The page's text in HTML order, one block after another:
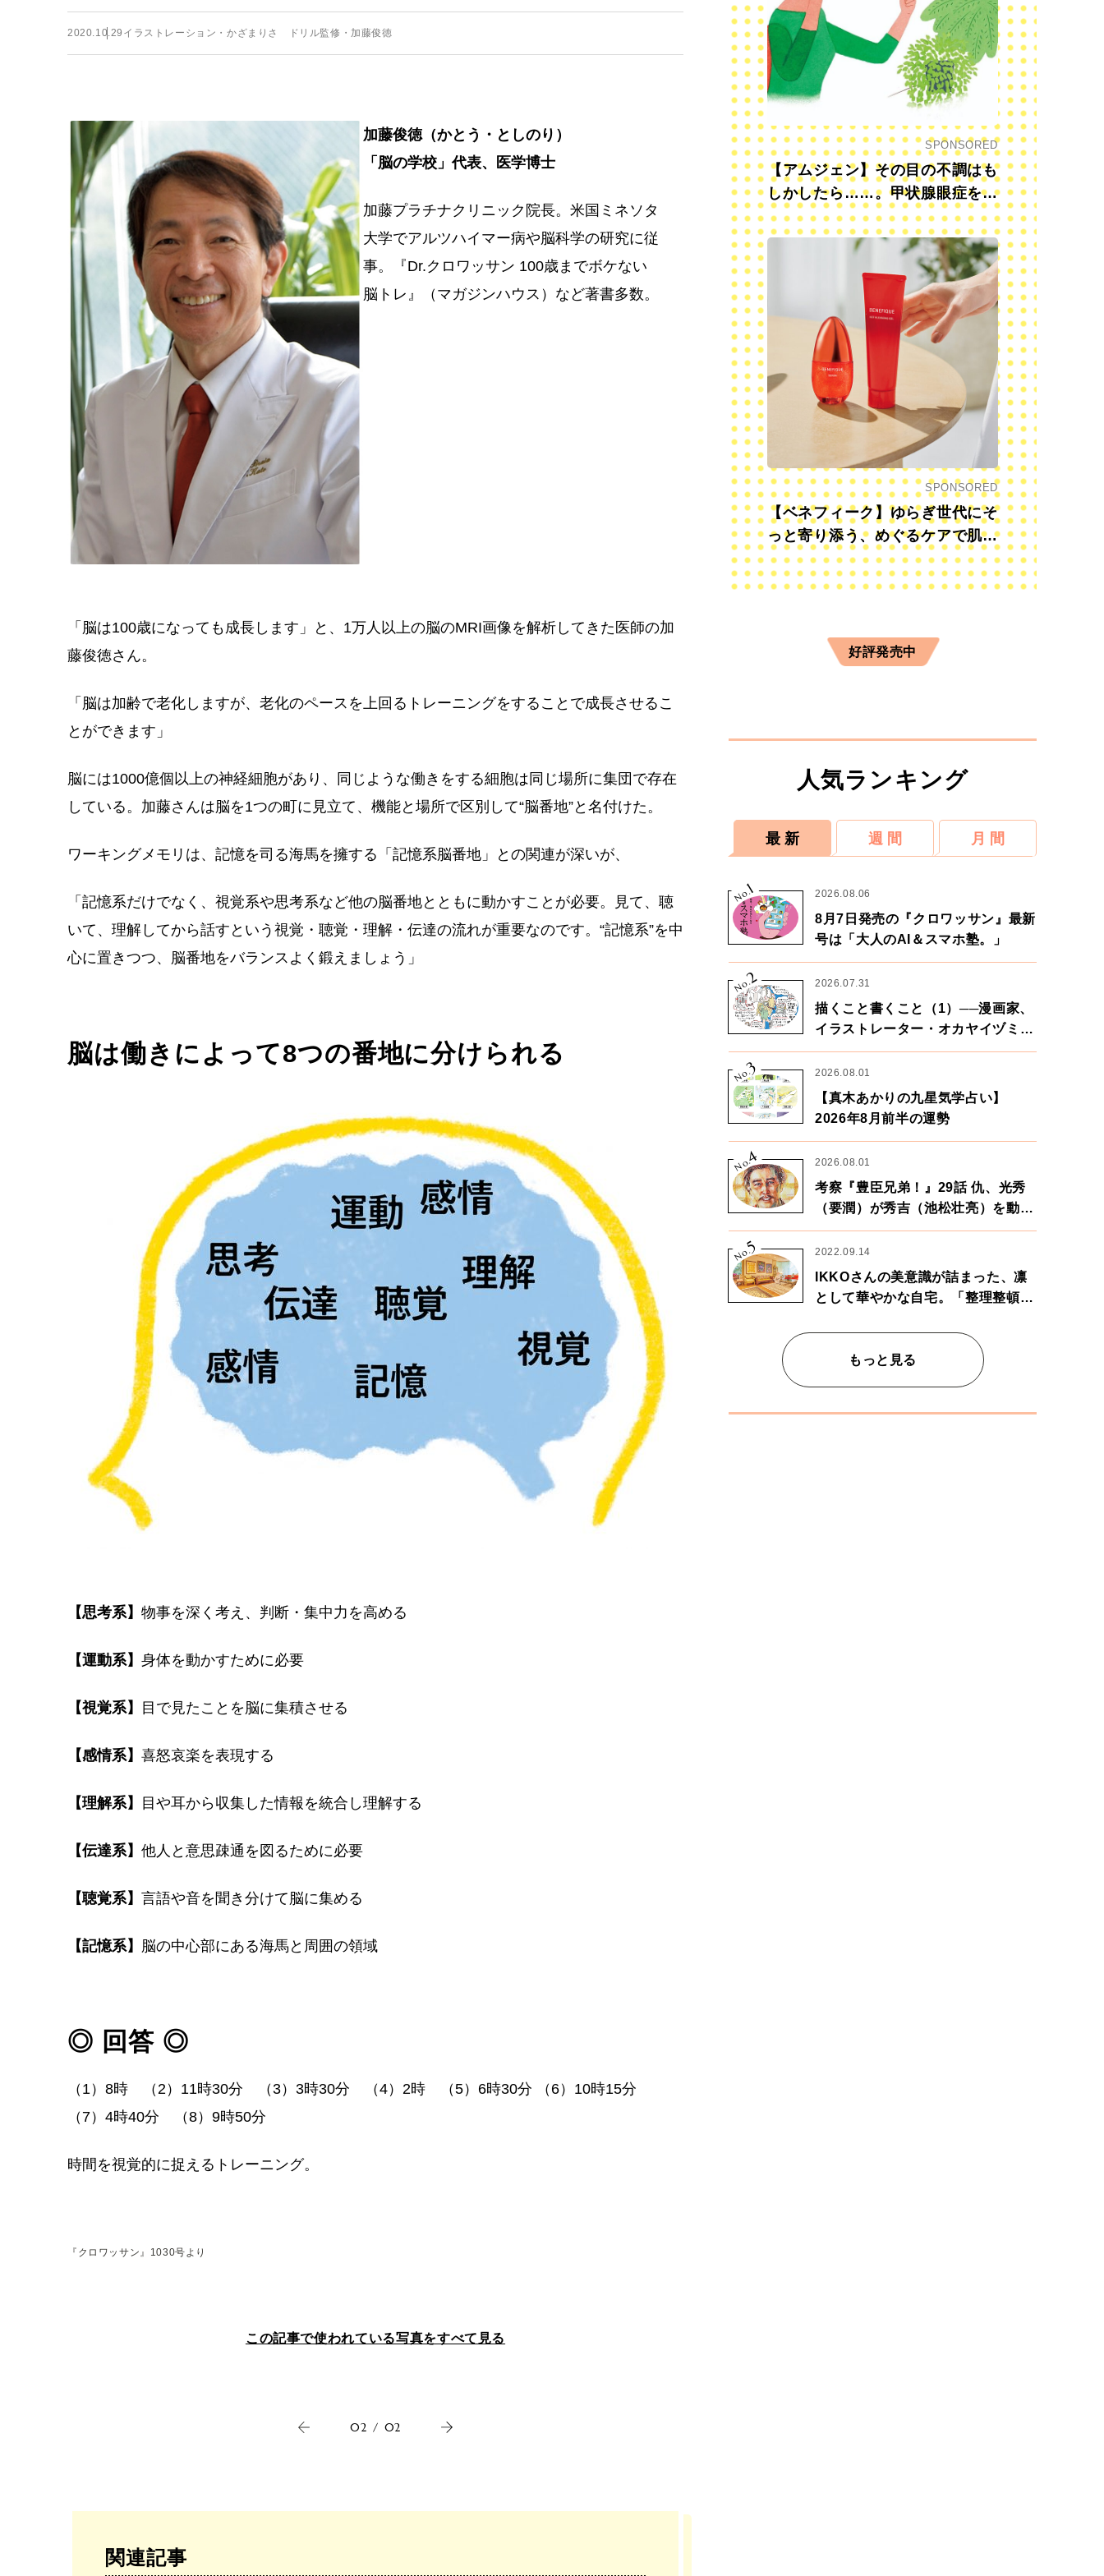
2020.10.29 イラストレーション・かざまりさ ドリル監修・加藤俊徳
加藤俊徳（かとう・としのり）
「脳の学校」代表、医学博士
加藤プラチナクリニック院長。米国ミネソタ
大学でアルツハイマー病や脳科学の研究に従
事。『Dr.クロワッサン 100歳までボケない
脳トレ』（マガジンハウス）など著書多数。
「脳は100歳になっても成長します」と、1万人以上の脳のMRI画像を解析してきた医師の加
藤俊徳さん。
「脳は加齢で老化しますが、老化のペースを上回るトレーニングをすることで成長させるこ
とができます」
脳には1000億個以上の神経細胞があり、同じような働きをする細胞は同じ場所に集団で存在
している。加藤さんは脳を1つの町に見立て、機能と場所で区別して“脳番地”と名付けた。
ワーキングメモリは、記憶を司る海馬を擁する「記憶系脳番地」との関連が深いが、
「記憶系だけでなく、視覚系や思考系など他の脳番地とともに動かすことが必要。見て、聴
いて、理解してから話すという視覚・聴覚・理解・伝達の流れが重要なのです。“記憶系”を中
心に置きつつ、脳番地をバランスよく鍛えましょう」
脳は働きによって8つの番地に分けられる
【思考系】 物事を深く考え、判断・集中力を高める
【運動系】 身体を動かすために必要
【視覚系】 目で見たことを脳に集積させる
【感情系】 喜怒哀楽を表現する
【理解系】 目や耳から収集した情報を統合し理解する
【伝達系】 他人と意思疎通を図るために必要
【聴覚系】 言語や音を聞き分けて脳に集める
【記憶系】 脳の中心部にある海馬と周囲の領域
◎ 回答 ◎
（1）8時 （2）11時30分 （3）3時30分 （4）2時 （5）6時30分 （6）10時15分
（7）4時40分 （8）9時50分
時間を視覚的に捉えるトレーニング。
『クロワッサン』1030号より
この記事で使われている写真をすべて見る
02 / 02
関連記事
SPONSORED
【アムジェン】その目の不調はも
しかしたら……。甲状腺眼症を知
っていますか？
SPONSORED
【ベネフィーク】ゆらぎ世代にそ
っと寄り添う、めぐるケアで肌も
心も前向きに
好評発売中
人気ランキング
最 新 週 間 月 間
No.
1 2026.08.06
8月7日発売の『クロワッサン』最新
号は「大人のAI＆スマホ塾。」
No.2 2026.07.31
描くこと書くこと（1）──漫画家、
イラストレーター・オカヤイヅミさ
ん×漫画家・鶴谷香央理さん
No.
3 2026.08.01
【真木あかりの九星気学占い】
2026年8月前半の運勢
No.
4 2026.08.01
考察『豊臣兄弟！』29話 仇、光秀
（要潤）が秀吉（池松壮亮）を動か
す。天下に向けた兄弟の分岐点。
No.
5 2022.09.14
IKKOさんの美意識が詰まった、凛
として華やかな自宅。「整理整頓は
もっと見る